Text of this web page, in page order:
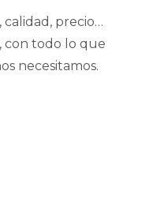
calidad, precio…
con todo lo que
necesitamos.